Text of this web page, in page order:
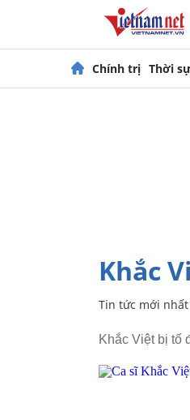
Chính trị Thời
Khắc
Tin tức mới
Khắc Việt bị tố